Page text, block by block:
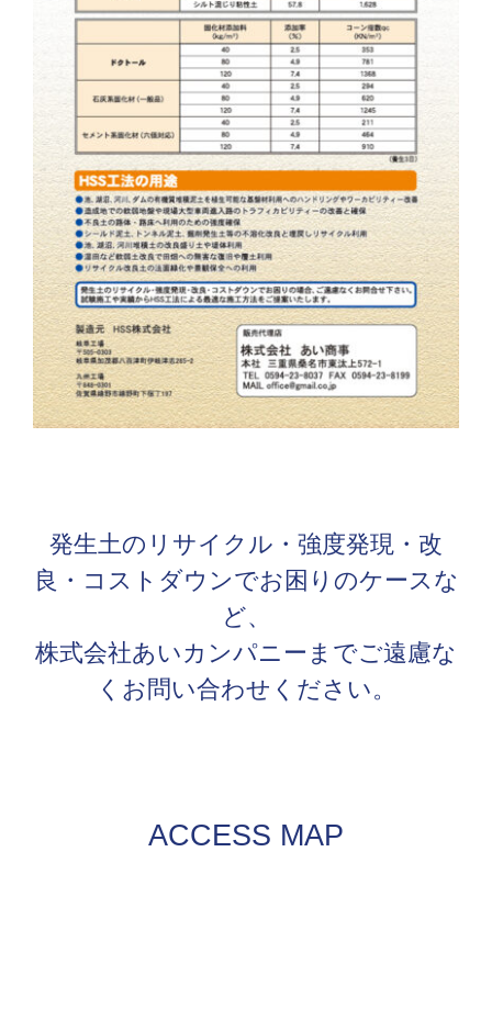
発生土のリサイクル・強度発現・改
良・コストダウンでお困りのケースな
ど、
株式会社あいカンパニーまでご遠慮な
くお問い合わせください。
ACCESS MAP